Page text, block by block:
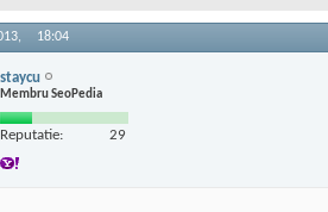
18:04
staycu
Membru SeoPedia
Reputatie: 29